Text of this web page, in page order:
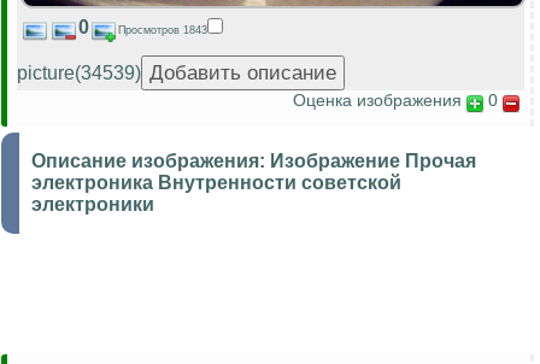
0 Просмотров 1843
picture(34539)
Оценка изображения 0
Описание изображения: Изображение Прочая
электроника Внутренности советской
электроники